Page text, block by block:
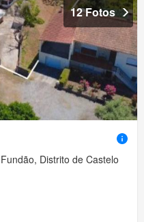
12 Fotos
Distrito de Castelo